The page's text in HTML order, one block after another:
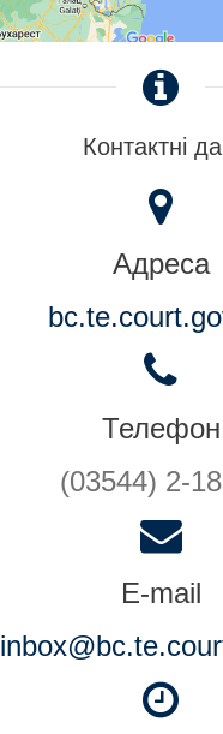
Контактні
Адреса
Телефон
(03544) 2-
E-mail